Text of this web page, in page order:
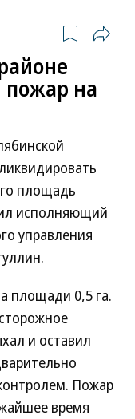
пожар на
площадь
исполняющий
управления
площади 0,5 га.
и оставил
Пожар
время